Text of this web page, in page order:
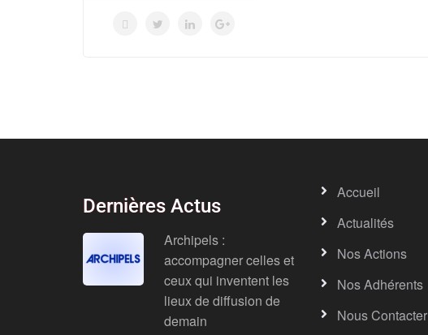
Dernières Actus
Archipels :
accompagner celles et
ceux qui inventent les
lieux de diffusion de
demain
Accueil
Actualités
Nos Actions
Nos Adhérents
Nous Contacter